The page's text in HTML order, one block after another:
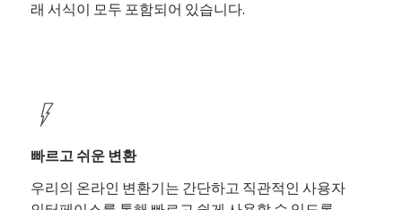
래 서식이 모두 포함되어 있습니다.
빠르고 쉬운 변환
우리의 온라인 변환기는 간단하고 직관적인 사용자